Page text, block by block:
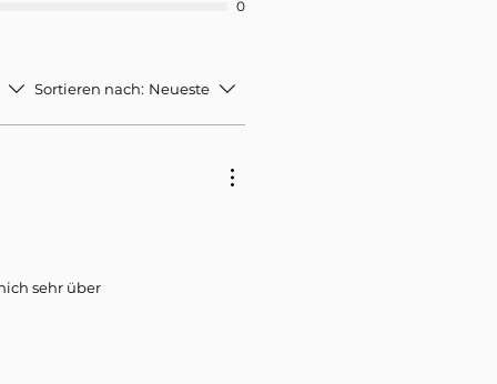
0
Sortieren nach: Neueste
sehr über